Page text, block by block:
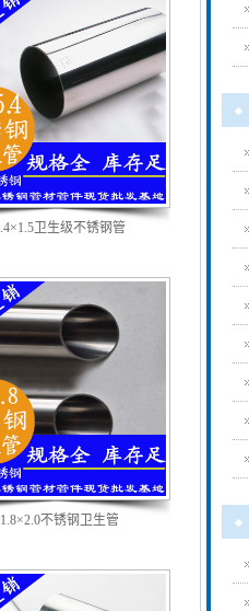
卫生级不锈钢管
不锈钢卫生管